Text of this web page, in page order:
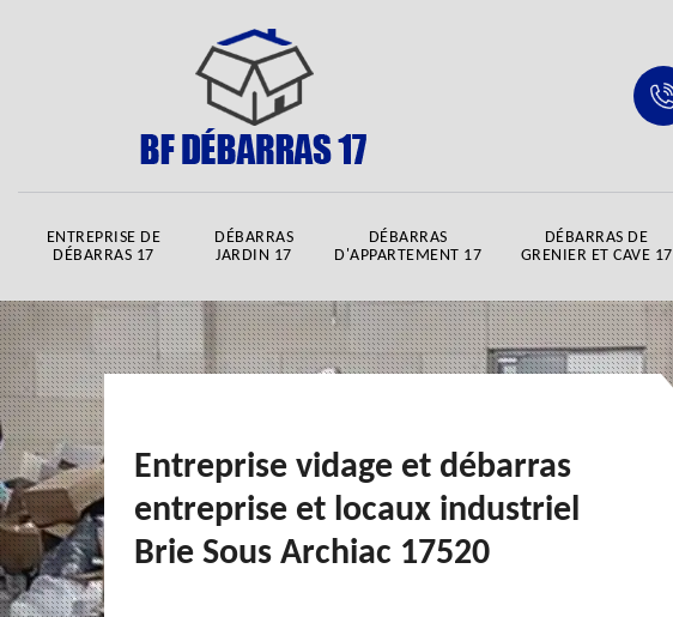
ENTREPRISE DE
DÉBARRAS 17
DÉBARRAS
JARDIN 17
DÉBARRAS
D'APPARTEMENT 17
DÉBARRAS DE
GRENIER ET CAVE 17
Entreprise vidage et débarras
entreprise et locaux industriel
Brie Sous Archiac 17520